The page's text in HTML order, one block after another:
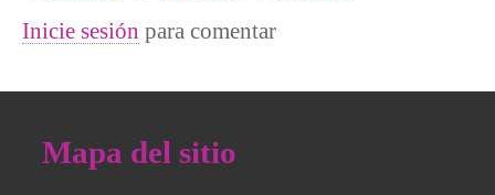
Inicie sesión para comentar
Mapa del sitio